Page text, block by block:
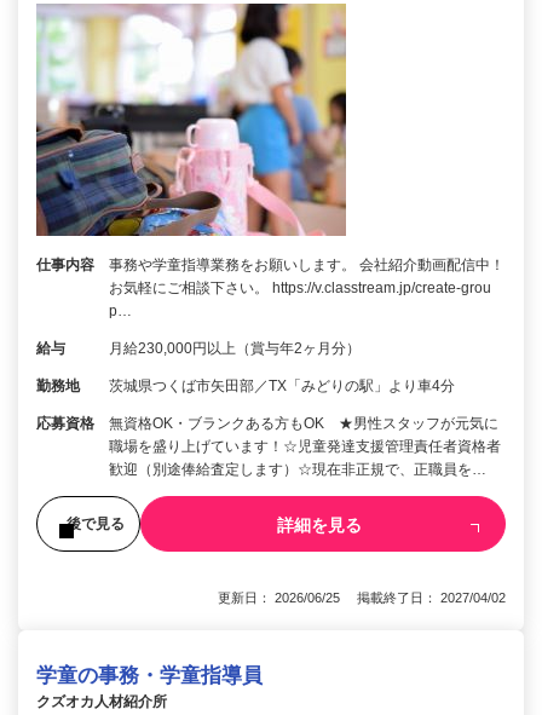
仕事内容
事務や学童指導業務をお願いします。 会社紹介動画配信中！
お気軽にご相談下さい。 https://v.classtream.jp/create-grou
p…
給与 月給230,000円以上（賞与年2ヶ月分）
勤務地 茨城県つくば市矢田部／TX「みどりの駅」より車4分
応募資格
無資格OK・ブランクある方もOK ★男性スタッフが元気に
職場を盛り上げています！☆児童発達支援管理責任者資格者
歓迎（別途俸給査定します）☆現在非正規で、正職員を…
後で見る 詳細を見る
更新日： 2026/06/25 掲載終了日： 2027/04/02
学童の事務・学童指導員
クズオカ人材紹介所